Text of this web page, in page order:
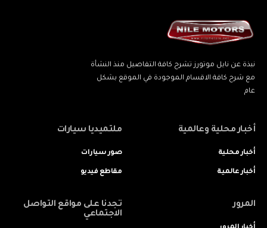
نبذة عن نايل موتورز تشرح كافة التفاصيل منذ النشأة
مع شرح كافة الاقسام الموجودة في الموقع بشكل
عام
أخبار محلية وعالمية
أخبار محلية
أخبار عالمية
ملتميديا سيارات
صور سيارات
مقاطع فيديو
المرور
تجدنا على مواقع التواصل
الاجتماعي